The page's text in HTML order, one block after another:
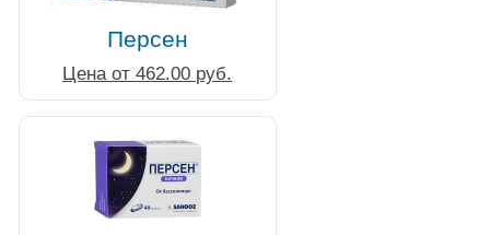
Персен
Цена от 462.00 руб.